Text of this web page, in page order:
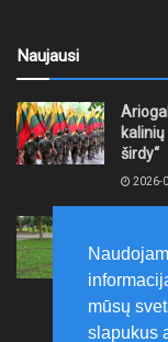
Naujausi
širdy“
2026-
2026-
mūsų
slapukus